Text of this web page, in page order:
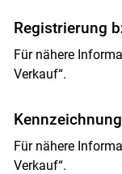
Registrierung
Für nähere
Verkauf“.
Für nähere
Verkauf“.